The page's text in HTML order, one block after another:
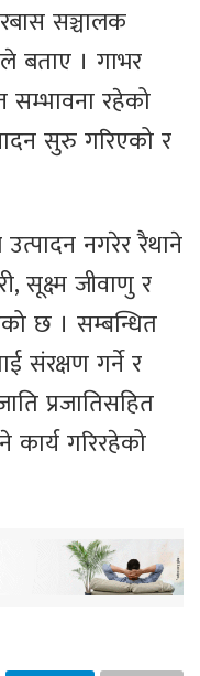
सञ्चालक
बताए । गाभर
सम्भावना रहेको
सुरु गरिएको र
उत्पादन नगरेर रैथाने
सूक्ष्म जीवाणु र
छ । सम्बन्धित
संरक्षण गर्ने र
प्रजातिसहित
कार्य गरिरहेको